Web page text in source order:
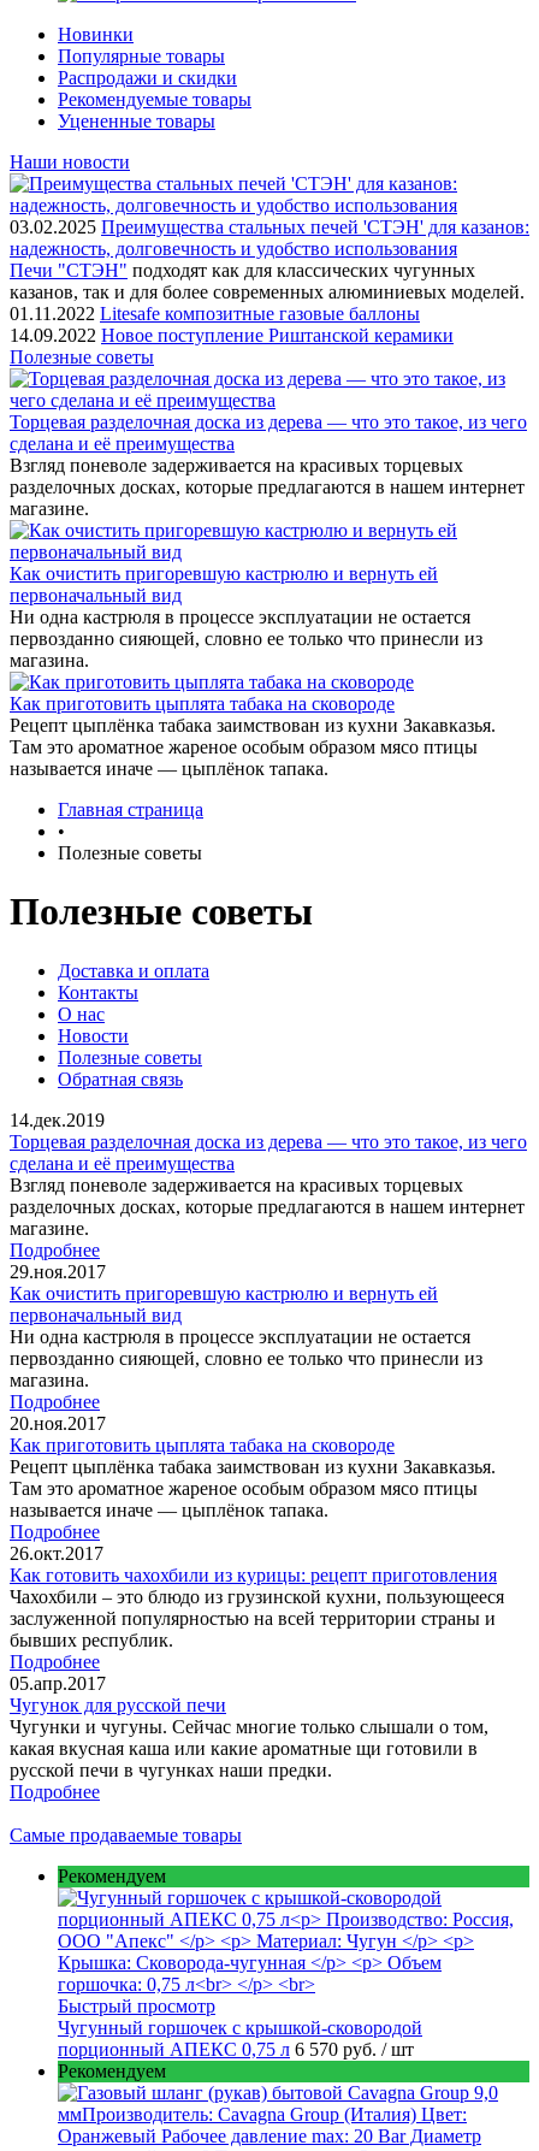
Новинки
Популярные товары
Распродажи и скидки
Рекомендуемые товары
Уцененные товары
Наши новости
03.02.2025 Преимущества стальных печей 'СТЭН' для казанов:
надежность, долговечность и удобство использования
Печи "СТЭН" подходят как для классических чугунных
казанов, так и для более современных алюминиевых моделей.
01.11.2022 Litesafe композитные газовые баллоны
14.09.2022 Новое поступление Риштанской керамики
Полезные советы
Торцевая разделочная доска из дерева — что это такое, из чего
сделана и её преимущества
Взгляд поневоле задерживается на красивых торцевых
разделочных досках, которые предлагаются в нашем интернет
магазине.
Как очистить пригоревшую кастрюлю и вернуть ей
первоначальный вид
Ни одна кастрюля в процессе эксплуатации не остается
первозданно сияющей, словно ее только что принесли из
магазина.
Как приготовить цыплята табака на сковороде
Рецепт цыплёнка табака заимствован из кухни Закавказья.
Там это ароматное жареное особым образом мясо птицы
называется иначе — цыплёнок тапака.
Главная страница
•
Полезные советы
Полезные советы
Доставка и оплата
Контакты
О нас
Новости
Полезные советы
Обратная связь
14.дек.2019
Торцевая разделочная доска из дерева — что это такое, из чего
сделана и её преимущества
Взгляд поневоле задерживается на красивых торцевых
разделочных досках, которые предлагаются в нашем интернет
магазине.
Подробнее
29.ноя.2017
Как очистить пригоревшую кастрюлю и вернуть ей
первоначальный вид
Ни одна кастрюля в процессе эксплуатации не остается
первозданно сияющей, словно ее только что принесли из
магазина.
Подробнее
20.ноя.2017
Как приготовить цыплята табака на сковороде
Рецепт цыплёнка табака заимствован из кухни Закавказья.
Там это ароматное жареное особым образом мясо птицы
называется иначе — цыплёнок тапака.
Подробнее
26.окт.2017
Как готовить чахохбили из курицы: рецепт приготовления
Чахохбили – это блюдо из грузинской кухни, пользующееся
заслуженной популярностью на всей территории страны и
бывших республик.
Подробнее
05.апр.2017
Чугунок для русской печи
Чугунки и чугуны. Сейчас многие только слышали о том,
какая вкусная каша или какие ароматные щи готовили в
русской печи в чугунках наши предки.
Подробнее
Самые продаваемые товары
Рекомендуем
Быстрый просмотр
Чугунный горшочек с крышкой-сковородой
порционный АПЕКС 0,75 л 6 570 руб. / шт
Рекомендуем